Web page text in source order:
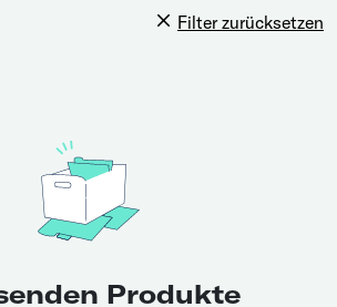
Filter zurücksetzen
Produkte